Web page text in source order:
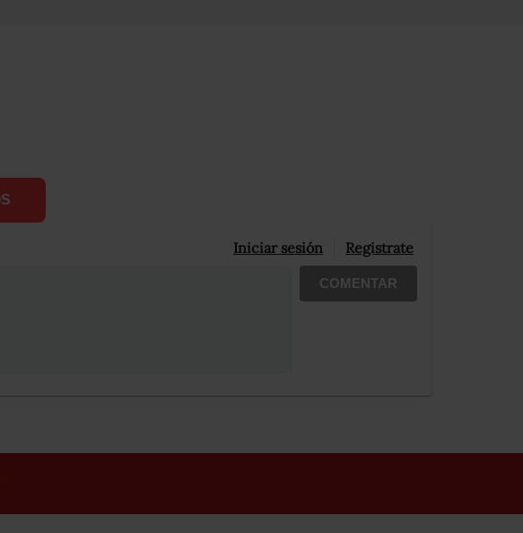
Iniciar sesión Registrate
COMENTAR